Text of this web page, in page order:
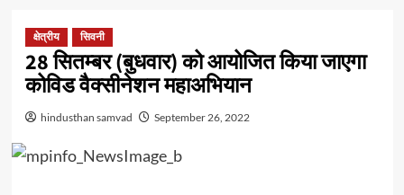
क्षेत्रीय सिवनी
28 सितम्बर (बुधवार) को आयोजित किया जाएगा
कोविड वैक्सीनेशन महाअभियान
hindusthan samvad September 26, 2022